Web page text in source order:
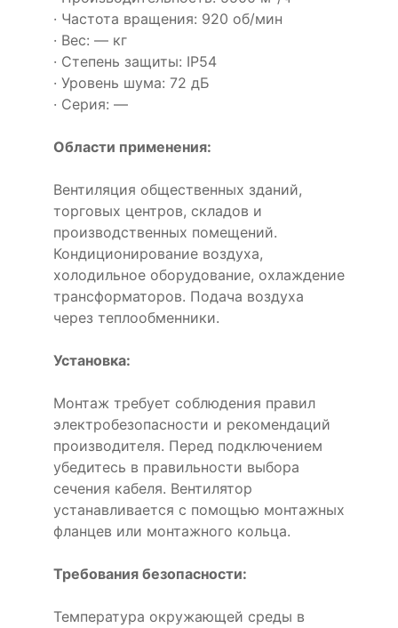
· Частота вращения: 920 об/мин
· Вес: — кг
· Степень защиты: IP54
· Уровень шума: 72 дБ
· Серия: —
Области применения:
Вентиляция общественных зданий,
торговых центров, складов и
производственных помещений.
Кондиционирование воздуха,
холодильное оборудование, охлаждение
трансформаторов. Подача воздуха
через теплообменники.
Установка:
Монтаж требует соблюдения правил
электробезопасности и рекомендаций
производителя. Перед подключением
убедитесь в правильности выбора
сечения кабеля. Вентилятор
устанавливается с помощью монтажных
фланцев или монтажного кольца.
Требования безопасности:
Температура окружающей среды в